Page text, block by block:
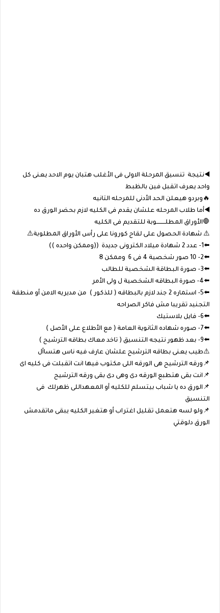
◀️نتيجة تنسيق المرحلة الاولى فى الأغلب هتبان يوم الاحد يعنى كل
واحد يعرف اتقبل فين بالظبط
🔥وبردو هيعلن الحد الأدنى للمرحله التانيه
◀️أما طلاب المرحله علشان يقدم فى الكليه لازم بحضر الورق ده
🛑الأوراق المطلـــــــــوبة للتقديم فى الكليه
⚠️ شهادة الحصول على لقاح كورونا على رأس الأوراق المطلوبة⚠️
⬅️1- عدد 2 شهادة ميلاد الكترونى جديدة ((وممكن واحده ))
⬅️2- 10 صور شخصية 4 فى 6 وممكن 8
⬅️3- صورة البطاقة الشخصية للطالب
⬅️4- صورة البطاقه الشخصية ل ولى الأمر
⬅️5- استماره 2 جند لازم بالبطاقه ( للذكور ) من مديريه الامن أو منطقة
التجنيد تقريبا مش فاكر الصراحه
⬅️6- فايل بلاستيك
⬅️7- صوره شهاده الثانوية العامة ( مع الأطلاع على الأصل )
⬅️9- بعد ظهور نتيجه التنسيق ( تاخد معاك بطاقه الترشيح )
⚠️طيب يعنى بطاقه الترشيح علشان عارف فيه ناس هتساأل
📌ورقه الترشيح هى الورقه اللى مكتوب فيها انت اتقبلت فى كليه اى
📌انت بقى هتطبع الورقه دى وهى دى بقى ورقه الترشيح
📌الورق ده يا شباب بيتسلم للكليه أو المعهداللى ظهرلك فى
التنسيق
📌ولو لسه هتعمل تقليل اغتراب أو هتغير الكليه يبقى ماتقدمش
الورق دلوقتي